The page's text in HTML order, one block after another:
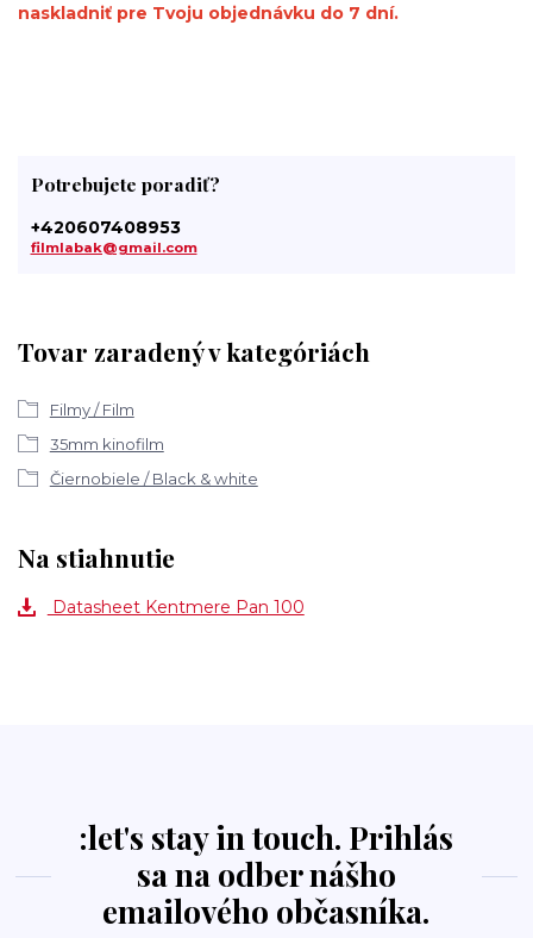
naskladniť pre Tvoju objednávku do 7 dní.
Tovar zaradený v kategóriách
Filmy / Film
35mm kinofilm
Čiernobiele / Black & white
Potrebujete poradiť?
+420607408953
filmlabak@gmail.com
Na stiahnutie
Datasheet Kentmere Pan 100
:let's stay in touch. Prihlás
sa na odber nášho
emailového občasníka.